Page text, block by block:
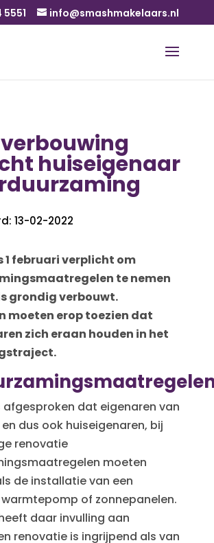
info@smashmakelaars.nl
huiseigenaar
13-02-2022
1 februari verplicht om
te nemen
grondig verbouwt.
moeten erop toezien dat
zich eraan houden in het
afgesproken dat eigenaren van
dus ook huiseigenaren, bij
renovatie
moeten
de installatie van een
of zonnepanelen.
daar invulling aan
renovatie is ingrijpend als van